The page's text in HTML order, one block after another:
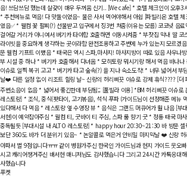
음! 쓰담쓰담 했는데 살갗이 매우 두꺼움 신기.. [We cafe] * 호텔 체크인이 오후3
* 추천메뉴로 먹음! 다 맛돌이었음~ 물은 사서 먹어야해서 아쉽 [파빌리온 호텔
였음✅️ * 웰컴 꽃 팔찌(?) 선물받고 입구에서 징3번 쳐줌(이유는 모름) 코코넛 음
걸어갈 거리가 아니여서 버기카 타야함 호출하면 이동시켜줌 * 부잣집 막내 딸
라이빗을 중요하게 생각하는 곳이라함 완전조용하고 주변에 누가 있는지 모르겠
문 웰컴 기프트 이뻤음 * 태국은 역시 스파,마사지! 마사지방이 따로 있음 사우나
부 시설 중 하나 * 버기카 호출해서 다녀옴 * 모히토랑 뭐시기랑 해서 먹음 바나
이슈로 일찍 복귀 고고 * 버기카 타고 숲속(?) 을 지나 숙소도착! * 너무 넓어서 부
날❤️ 다른 일정 없이 리조트 힐링 날~ 신랑의 허리삐끗 이슈로 강제 휴식???? [더
주변소음이 없음 * 넓어서 좋긴한데 부담됨;; [풀빌라 이용] *BM 허리삐끗 이슈
레스토랑] * 조식, 중식(팟타이, 고기볶음), 석식 푸파 (가이드님이 선정해준 메뉴
있다해서 다 먹음 * 레스토랑 옆 수영장 뷰 * 음식은 그랜드 머큐어가 훨 나음 [부
서현)이 예약잡아주심 * 월컴 티, 굿바이 티 주심, 스파 룸 향기 굿 * 정통 태국 마
중독될듯 [부대시설 내 ALTO 레스토랑] * happy hour 20:30~21:30 바 방문
보단 360도 바가 더 분위기 있음~ * 논알콜로 먹은거 안비밀 마지막날 ❤️ 신랑 허
아파서 별 9점입니다ㅠㅠ 같이 병원가주신 한국인 가이드님과 현지 가이드 웃오
시고 캐리어챙겨주신 배서현 매니저님도 감사했습니다 그리고 24시간 카톡응대
사했습니다
푸켓